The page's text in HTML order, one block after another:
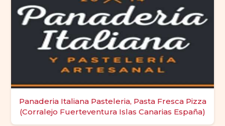
Panaderia Italiana Pasteleria, Pasta Fresca Pizza
(Corralejo Fuerteventura Islas Canarias España)